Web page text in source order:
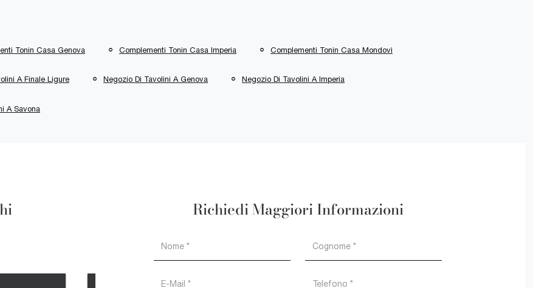
Tonin Casa Genova Complementi Tonin Casa Imperia Complementi Tonin Casa Mondovì
A Finale Ligure Negozio Di Tavolini A Genova Negozio Di Tavolini A Imperia
A Savona
Richiedi Maggiori Informazioni